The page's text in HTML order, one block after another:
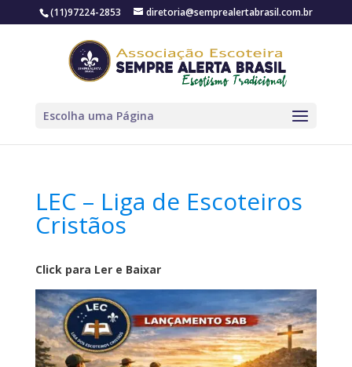
(11)97224-2853 diretoria@semprealertabrasil.com.br
Escolha uma Página
LEC – Liga de Escoteiros
Cristãos
Click para Ler e Baixar